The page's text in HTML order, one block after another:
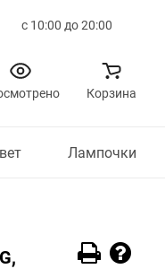
с 10:00 до 20:00
Корзина
Лампочки